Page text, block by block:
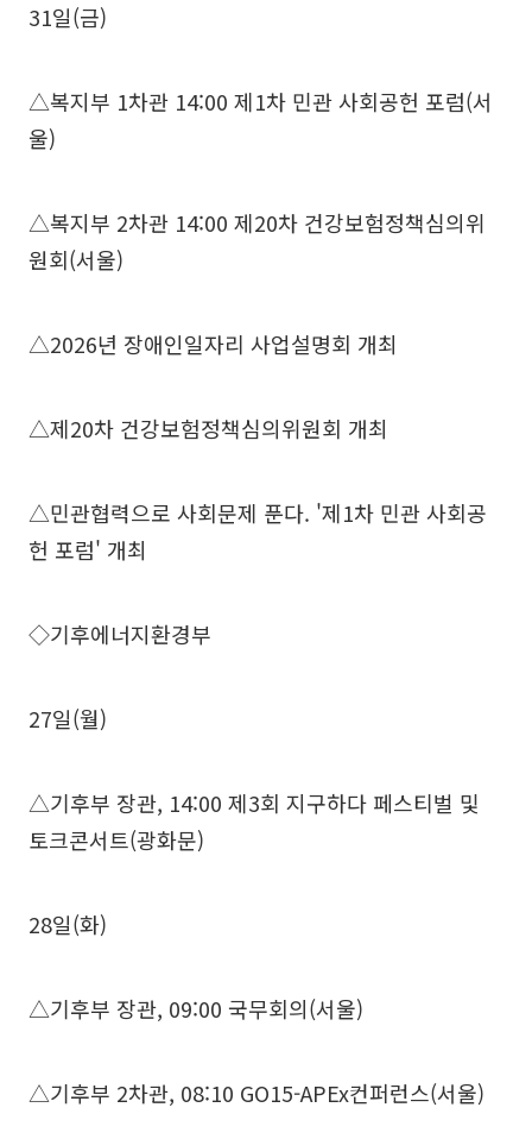
31일(금)
△복지부 1차관 14:00 제1차 민관 사회공헌 포럼(서
울)
△복지부 2차관 14:00 제20차 건강보험정책심의위
원회(서울)
△2026년 장애인일자리 사업설명회 개최
△제20차 건강보험정책심의위원회 개최
△민관협력으로 사회문제 푼다. '제1차 민관 사회공
헌 포럼' 개최
◇기후에너지환경부
27일(월)
△기후부 장관, 14:00 제3회 지구하다 페스티벌 및
토크콘서트(광화문)
28일(화)
△기후부 장관, 09:00 국무회의(서울)
△기후부 2차관, 08:10 GO15-APEx컨퍼런스(서울)